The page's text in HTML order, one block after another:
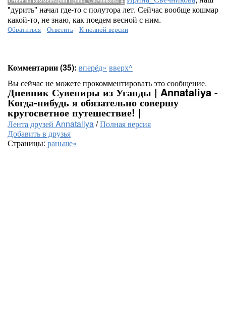
"дурить" начал где-то с полутора лет. Сейчас вообще кошмар
какой-то, не знаю, как поедем весной с ним.
Обратиться - Ответить - К полной версии
Комментарии (35): вперёд» вверх^
Вы сейчас не можете прокомментировать это сообщение.
Дневник Сувениры из Уганды | Annataliya -
Когда-нибудь я обязательно совершу
кругосветное путешествие! |
Лента друзей Annataliya/Полная версия
Добавить в друзья
Страницы: раньше»